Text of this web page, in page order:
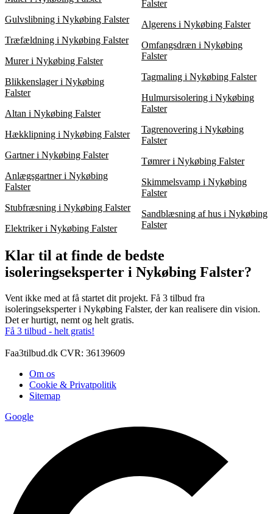
Gulvslibning i Nykøbing Falster
Træfældning i Nykøbing Falster
Murer i Nykøbing Falster
Blikkenslager i Nykøbing
Falster
Altan i Nykøbing Falster
Hækklipning i Nykøbing Falster
Gartner i Nykøbing Falster
Anlægsgartner i Nykøbing
Falster
Stubfræsning i Nykøbing Falster
Elektriker i Nykøbing Falster
Falster
Algerens i Nykøbing Falster
Omfangsdræn i Nykøbing
Falster
Tagmaling i Nykøbing Falster
Hulmursisolering i Nykøbing
Falster
Tagrenovering i Nykøbing
Falster
Tømrer i Nykøbing Falster
Skimmelsvamp i Nykøbing
Falster
Sandblæsning af hus i Nykøbing
Falster
Klar til at finde de bedste
isoleringseksperter i Nykøbing Falster?
Vent ikke med at få startet dit projekt. Få 3 tilbud fra
isoleringseksperter i Nykøbing Falster, der kan realisere din vision.
Det er hurtigt, nemt og helt gratis.
Få 3 tilbud - helt gratis!
Faa3tilbud.dk CVR: 36139609
Om os
Cookie & Privatpolitik
Sitemap
Google